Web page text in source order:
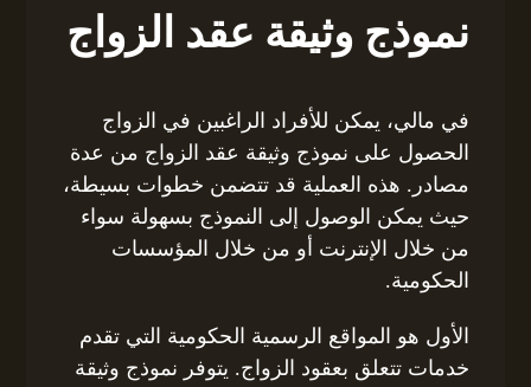
نموذج وثيقة عقد الزواج
في مالي، يمكن للأفراد الراغبين في الزواج
الحصول على نموذج وثيقة عقد الزواج من عدة
مصادر. هذه العملية قد تتضمن خطوات بسيطة،
حيث يمكن الوصول إلى النموذج بسهولة سواء
من خلال الإنترنت أو من خلال المؤسسات
الحكومية.
الأول هو المواقع الرسمية الحكومية التي تقدم
خدمات تتعلق بعقود الزواج. يتوفر نموذج وثيقة